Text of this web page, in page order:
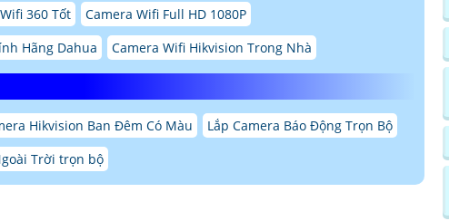
360 Tốt
Camera Wifi Full HD 1080P
Hãng Dahua
Camera Wifi Hikvision Trong Nhà
Hikvision Ban Đêm Có Màu
Lắp Camera Báo Động Trọn Bộ
Trời trọn bộ